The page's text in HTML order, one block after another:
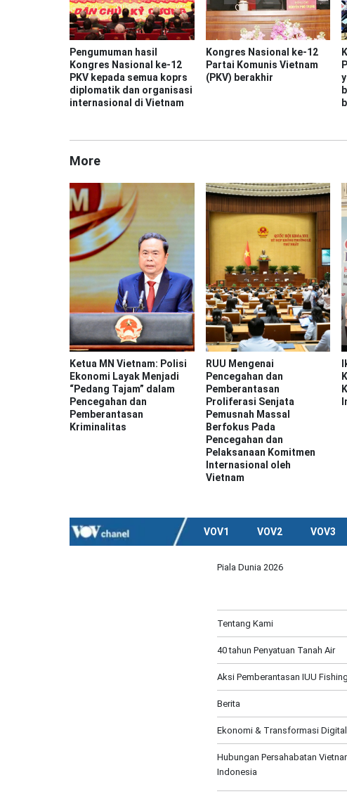
Pengumuman hasil
Kongres Nasional ke-12
PKV kepada semua koprs
diplomatik dan organisasi
internasional di Vietnam
Kongres Nasional ke-12
Partai Komunis Vietnam
(PKV) berakhir
More
Ketua MN Vietnam: Polisi
Ekonomi Layak Menjadi
“Pedang Tajam” dalam
Pencegahan dan
Pemberantasan
Kriminalitas
RUU Mengenai
Pencegahan dan
Pemberantasan
Proliferasi Senjata
Pemusnah Massal
Berfokus Pada
Pencegahan dan
Pelaksanaan Komitmen
Internasional oleh
Vietnam
VOV1 VOV2 VOV3
Piala Dunia 2026
Tentang Kami
40 tahun Penyatuan Tanah Air
Aksi Pemberantasan IUU Fishing
Berita
Ekonomi & Transformasi Digital
Hubungan Persahabatan
Indonesia